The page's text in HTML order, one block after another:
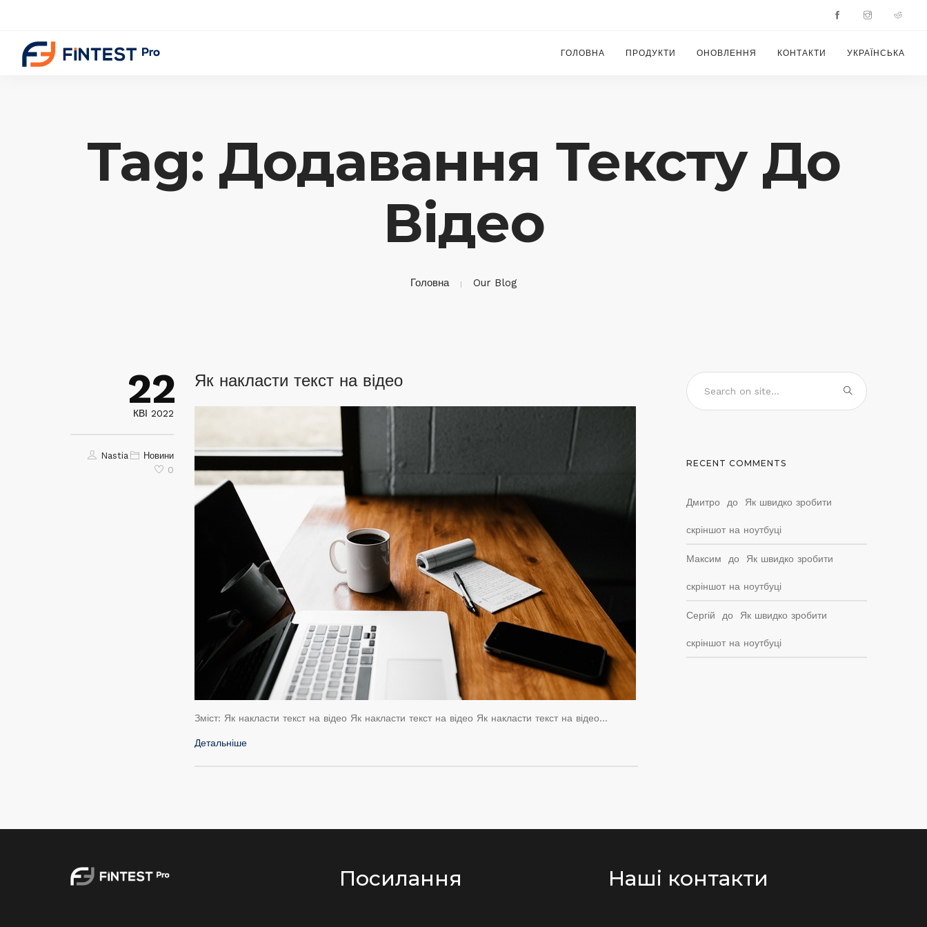
ГОЛОВНА ПРОДУКТИ ОНОВЛЕННЯ КОНТАКТИ УКРАЇНСЬКА
Tag: Додавання Тексту До
Відео
Головна Our Blog
22
КВІ 2022
Nastia Новини
0
Як накласти текст на відео
Зміст: Як накласти текст на відео Як накласти текст на відео Як накласти текст на відео…
Детальніше
RECENT COMMENTS
Дмитро до Як швидко зробити
скріншот на ноутбуці
Максим до Як швидко зробити
скріншот на ноутбуці
Сергій до Як швидко зробити
скріншот на ноутбуці
Посилання Наші контакти